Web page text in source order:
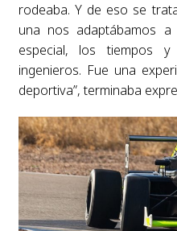
rodeaba. Y de eso se
una nos adaptábamos
especial, los tiempos
ingenieros. Fue una
deportiva”, terminaba